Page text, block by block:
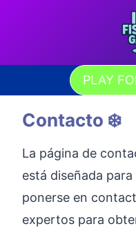
PLAY
Contacto ❄️
La página de
está diseñada
ponerse en
expertos para